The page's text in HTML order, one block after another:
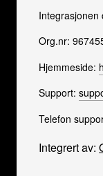
Integrasjonen
Org.nr:
Hjemmeside:
Support:
Telefon
Integrert av: